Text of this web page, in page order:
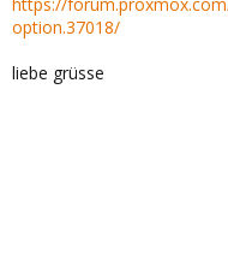
option.37018/
liebe grüsse